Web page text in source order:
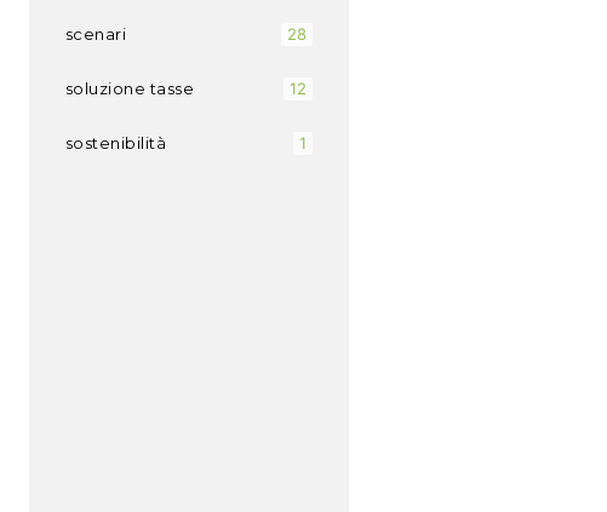
scenari 28
soluzione tasse 12
sostenibilità 1